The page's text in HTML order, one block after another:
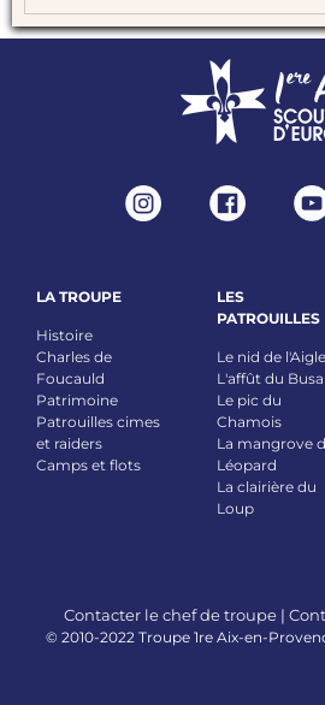
LA TROUPE
Histoire
Charles de
Foucauld
Patrimoine
Patrouilles cimes
et raiders
Camps et flots
LES
PATROUILLES
Le nid de l'Aigle
L'affût du
Le pic du
Chamois
La mangrove
Léopard
La clairière du
Loup
Contacter le chef de troupe|
© 2010-2022 Troupe 1re Aix-en-